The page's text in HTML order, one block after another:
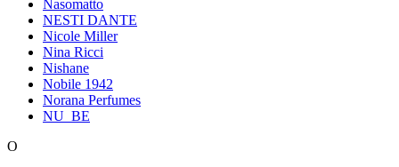
Nasomatto
NESTI DANTE
Nicole Miller
Nina Ricci
Nishane
Nobile 1942
Norana Perfumes
NU_BE
O